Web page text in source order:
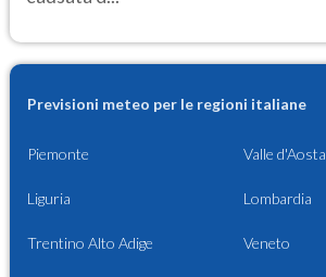
Previsioni meteo per le regioni italiane
Piemonte Valle d'Aosta
Liguria Lombardia
Trentino Alto Adige Veneto